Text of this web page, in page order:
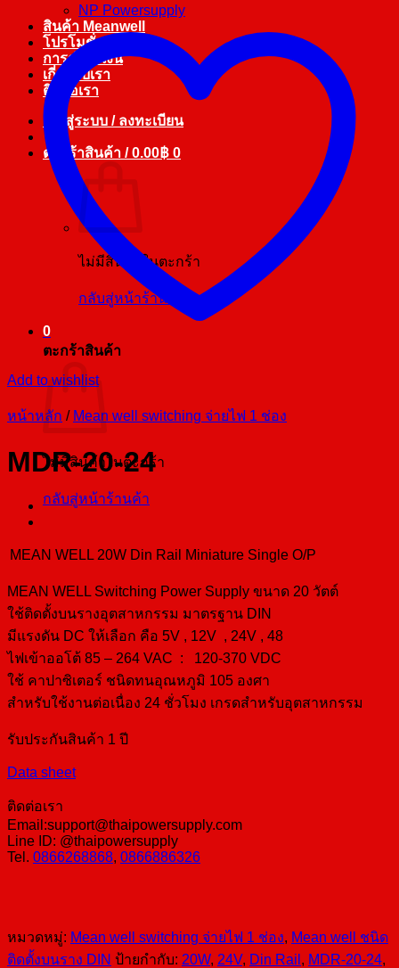
NP Powersupply
สินค้า Meanwell
โปรโมชั่น
การชำระเงิน
เกี่ยวกับเรา
ติดต่อเรา
เข้าสู่ระบบ / ลงทะเบียน
ตะกร้าสินค้า /0.00฿ 0
ไม่มีสินค้าในตะกร้า
กลับสู่หน้าร้านค้า
0
ตะกร้าสินค้า
ไม่มีสินค้าในตะกร้า
กลับสู่หน้าร้านค้า
Add to wishlist
หน้าหลัก / Mean well switching จ่ายไฟ 1 ช่อง
MDR-20-24
MEAN WELL 20W Din Rail Miniature Single O/P
MEAN WELL Switching Power Supply ขนาด 20 วัตต์
ใช้ติดตั้งบนรางอุตสาหกรรม มาตรฐาน DIN
มีแรงดัน DC ให้เลือก คือ 5V , 12V , 24V , 48
ไฟเข้าออโต้ 85 – 264 VAC : 120-370 VDC
ใช้ คาปาซิเตอร์ ชนิดทนอุณหภูมิ 105 องศา
สำหรับใช้งานต่อเนื่อง 24 ชั่วโมง เกรดสำหรับอุตสาหกรรม
รับประกันสินค้า 1 ปี
Data sheet
ติดต่อเรา
Email:support@thaipowersupply.com
Line ID: @thaipowersupply
Tel. 0866268868, 0866886326
หมวดหมู่: Mean well switching จ่ายไฟ 1 ช่อง, Mean well ชนิด
ติดตั้งบนราง DIN ป้ายกำกับ: 20W, 24V, Din Rail , MDR-20-24,